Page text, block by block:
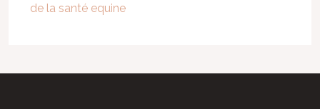
de la santé equine